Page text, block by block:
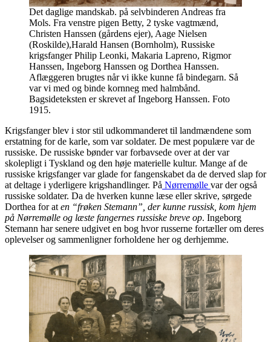
Det daglige mandskab. på selvbinderen Andreas fra
Mols. Fra venstre pigen Betty, 2 tyske vagtmænd,
Christen Hanssen (gårdens ejer), Aage Nielsen
(Roskilde),Harald Hansen (Bornholm), Russiske
krigsfanger Philip Leonki, Makaria Lapreno, Rigmor
Hanssen, Ingeborg Hanssen og Dorthea Hanssen.
Aflæggeren brugtes når vi ikke kunne få bindegarn. Så
var vi med og binde kornneg med halmbånd.
Bagsideteksten er skrevet af Ingeborg Hanssen. Foto
1915.
Krigsfanger blev i stor stil udkommanderet til landmændene som
erstatning for de karle, som var soldater. De mest populære var de
russiske. De russiske bønder var forbavsede over at der var
skolepligt i Tyskland og den høje materielle kultur. Mange af de
russiske krigsfanger var glade for fangenskabet da de derved slap for
at deltage i yderligere krigshandlinger. På Nørremølle var der også
russiske soldater. Da de hverken kunne læse eller skrive, sørgede
Dorthea for aten “frøken Stemann”, der kunne russisk, kom hjem
på Nørremølle og læste fangernes russiske breve op. Ingeborg
Stemann har senere udgivet en bog hvor russerne fortæller om deres
oplevelser og sammenligner forholdene her og derhjemme.